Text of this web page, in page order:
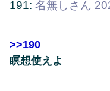
191: 名無しさん
>>190
瞑想使えよ